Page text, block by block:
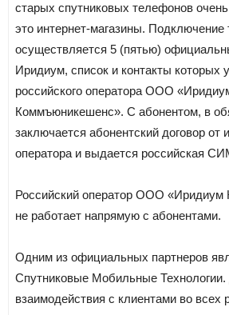
старых спутниковых телефонов
это интернет-магазины.
осуществляется 5 (пятью)
Иридиум, список и контакты которых
российского оператора ООО
Коммъюникешенс». С абонентом, в
заключается абонентский договор от
оператора и выдается российская
Российский оператор ООО
не работает напрямую с абонентами.
Одним из официальных партнеров
Спутниковые Мобильные
взаимодействия с клиентами во всех